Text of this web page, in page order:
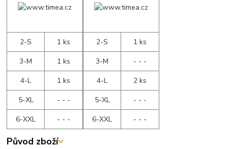
2-S
1 ks
3-M
1 ks
4-L
1 ks
5-XL
- - -
6-XXL
- - -
2-S
1 ks
3-M
- - -
4-L
2 ks
5-XL
- - -
6-XXL
- - -
Původ zboží